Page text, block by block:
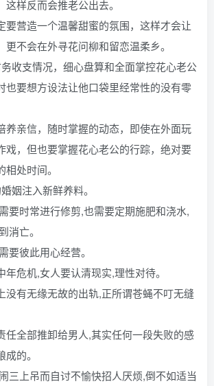
样反而会推老公出去。
要营造一个温馨甜蜜的氛围，这样才会让
不会在外寻花问柳和留恋温柔乡。
收支情况，细心盘算和全面掌控花心老公
也要想方设法让他口袋里经常性的没有零
养亲信，随时掌握的动态，即使在外面玩
戏，但也要掌握花心老公的行踪，绝对要
处时间。
姻注入新鲜养料。
要时常进行修剪,也需要定期施肥和浇水,
消亡。
要彼此用心经营。
危机,女人要认清现实,理性对待。
没有无缘无故的出轨,正所谓苍蝇不叮无缝
任全部推卸给男人,其实任何一段失败的感
的。
三上吊而自讨不愉快招人厌烦,倒不如适当